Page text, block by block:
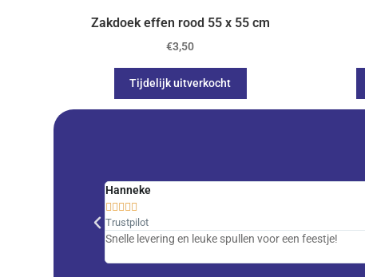
Zakdoek effen rood 55 x 55 cm
€3,50
Tijdelijk uitverkocht
Hanneke
    
Trustpilot
Snelle levering en leuke spullen voor een feestje!